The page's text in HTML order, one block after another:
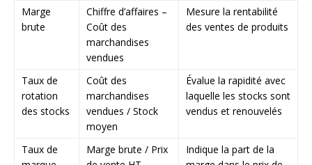
Marge
brute
Chiffre d’affaires –
Coût des
marchandises
vendues
Mesure la rentabilité
des ventes de produits
Taux de
rotation
des stocks
Coût des
marchandises
vendues / Stock
moyen
Évalue la rapidité avec
laquelle les stocks sont
vendus et renouvelés
Taux de
Marge brute / Prix
Indique la part de la